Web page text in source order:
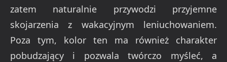
zatem naturalnie przywodzi przyjemne
skojarzenia z wakacyjnym leniuchowaniem.
Poza tym, kolor ten ma również charakter
pobudzający i pozwala twórczo myśleć, a